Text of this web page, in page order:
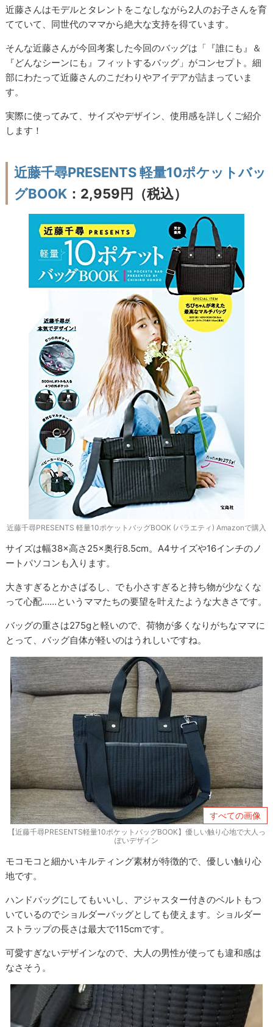
近藤さんはモデルとタレントをこなしながら2人のお子さんを育
てていて、同世代のママから絶大な支持を得ています。
そんな近藤さんが今回考案した今回のバッグは「『誰にも』＆
『どんなシーンにも』フィットするバッグ」がコンセプト。細
部にわたって近藤さんのこだわりやアイデアが詰まっていま
す。
実際に使ってみて、サイズやデザイン、使用感を詳しくご紹介
します！
近藤千尋PRESENTS 軽量10ポケットバッ
グBOOK ：2,959円（税込）
近藤千尋PRESENTS 軽量10ポケットバッグBOOK (バラエティ) Amazonで購入
サイズは幅38×高さ25×奥行8.5cm。A4サイズや16インチのノ
ートパソコンも入ります。
大きすぎるとかさばるし、でも小さすぎると持ち物が少なくな
って心配……というママたちの要望を叶えたような大きさです。
バッグの重さは275gと軽いので、荷物が多くなりがちなママに
とって、バッグ自体が軽いのはうれしいですね。
すべての画像
【近藤千尋PRESENTS軽量10ポケットバッグBOOK】優しい触り心地で大人っ
ぽいデザイン
モコモコと細かいキルティング素材が特徴的で、優しい触り心
地です。
ハンドバッグにしてもいいし、アジャスター付きのベルトもつ
いているのでショルダーバッグとしても使えます。ショルダー
ストラップの長さは最大で115cmです。
可愛すぎないデザインなので、大人の男性が使っても違和感は
なさそう。